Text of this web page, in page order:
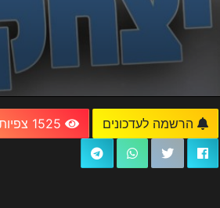
הרשמה לעדכונים